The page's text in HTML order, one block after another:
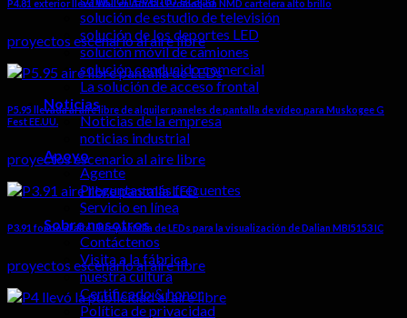
solución de estudio de televisión
solución de los deportes LED
solución móvil de camiones
solución conducido comercial
La solución de acceso frontal
Noticias
Noticias de la empresa
noticias industrial
Apoyo
Agente
Preguntas más frecuentes
Servicio en línea
Sobre nosotros
Contáctenos
Visita a la fábrica
nuestra cultura
Certificado & honor
Política de privacidad
P4.81 exterior llevó Wall en Adidas Promoción NMD cartelera alto brillo
proyectos escenario al aire libre
P5.95 llevada al aire libre de alquiler paneles de pantalla de vídeo para Muskogee G
Fest EE.UU.
proyectos escenario al aire libre
P3.91 fondo al aire libre pantalla de LEDs para la visualización de Dalian MBI5153 IC
proyectos escenario al aire libre